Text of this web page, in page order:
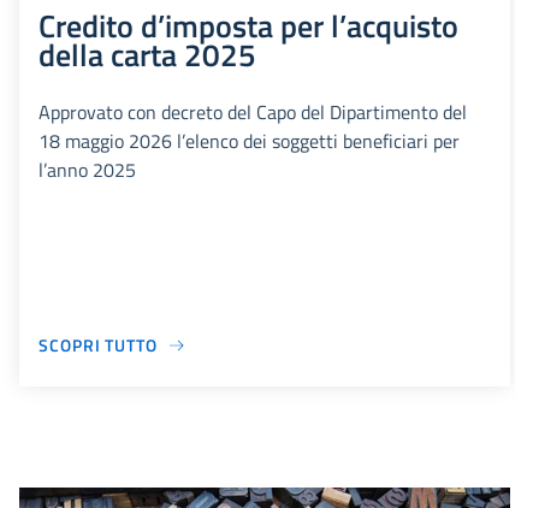
Credito d’imposta per l’acquisto
della carta 2025
Approvato con decreto del Capo del Dipartimento del
18 maggio 2026 l’elenco dei soggetti beneficiari per
l’anno 2025
SCOPRI TUTTO